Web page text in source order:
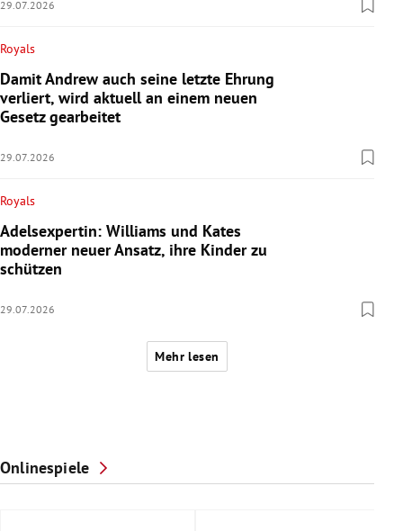
29.07.2026
Royals
Damit Andrew auch seine letzte Ehrung
verliert, wird aktuell an einem neuen
Gesetz gearbeitet
29.07.2026
Royals
Adelsexpertin: Williams und Kates
moderner neuer Ansatz, ihre Kinder zu
schützen
29.07.2026
Mehr lesen
Onlinespiele